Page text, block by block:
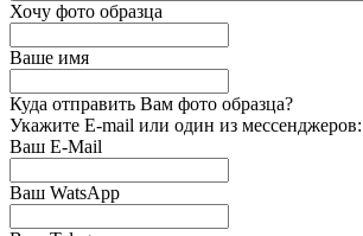
Хочу фото образца
Ваше имя
Куда отправить Вам фото образца?
Укажите E-mail или один из мессенджеров:
Ваш E-Mail
Ваш WatsApp